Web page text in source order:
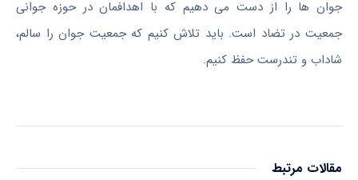
جوان ها را از دست می دهیم که با اهدافمان در حوزه جوانی
جمعیت در تضاد است. باید تلاش کنیم که جمعیت جوان را سالم،
شاداب و تندرست حفظ کنیم.
مقالات مرتبط